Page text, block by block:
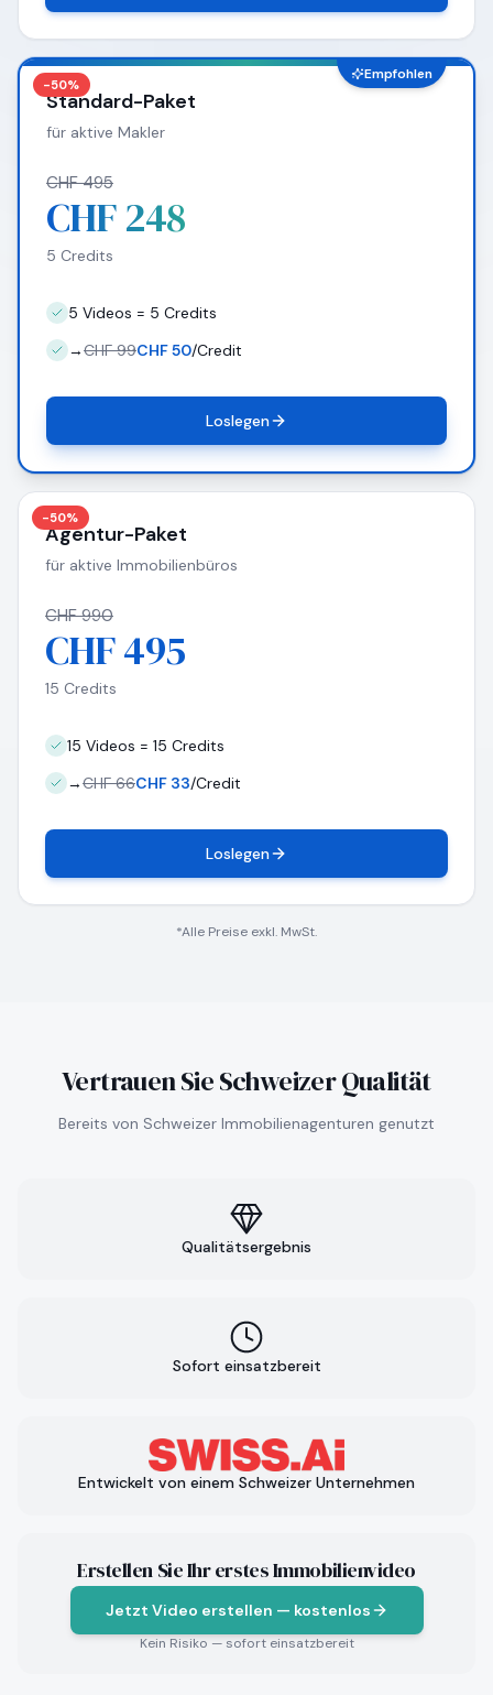
-50%
Empfohlen
Standard-Paket
für aktive Makler
CHF 495
CHF 248
5 Credits
5 Videos = 5 Credits
→CHF 99CHF 50/Credit
Loslegen
-50%
Agentur-Paket
für aktive Immobilienbüros
CHF 990
CHF 495
15 Credits
15 Videos = 15 Credits
→CHF 66CHF 33/Credit
Loslegen
*Alle Preise exkl. MwSt.
Vertrauen Sie Schweizer Qualität
Bereits von Schweizer Immobilienagenturen genutzt
Qualitätsergebnis
Sofort einsatzbereit
Entwickelt von einem Schweizer Unternehmen
Erstellen Sie Ihr erstes Immobilienvideo
Jetzt Video erstellen — kostenlos
Kein Risiko — sofort einsatzbereit